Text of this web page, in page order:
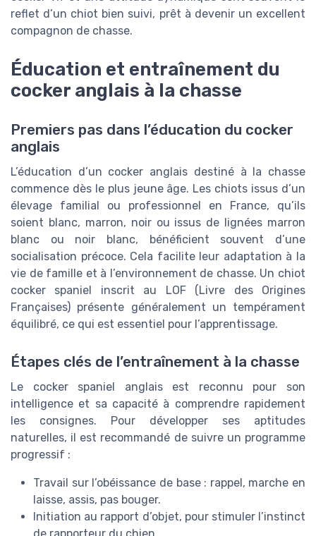
reflet d’un chiot bien suivi, prêt à devenir un excellent
compagnon de chasse.
Éducation et entraînement du
cocker anglais à la chasse
Premiers pas dans l’éducation du cocker
anglais
L’éducation d’un cocker anglais destiné à la chasse
commence dès le plus jeune âge. Les chiots issus d’un
élevage familial ou professionnel en France, qu’ils
soient blanc, marron, noir ou issus de lignées marron
blanc ou noir blanc, bénéficient souvent d’une
socialisation précoce. Cela facilite leur adaptation à la
vie de famille et à l’environnement de chasse. Un chiot
cocker spaniel inscrit au LOF (Livre des Origines
Françaises) présente généralement un tempérament
équilibré, ce qui est essentiel pour l’apprentissage.
Étapes clés de l’entraînement à la chasse
Le cocker spaniel anglais est reconnu pour son
intelligence et sa capacité à comprendre rapidement
les consignes. Pour développer ses aptitudes
naturelles, il est recommandé de suivre un programme
progressif :
Travail sur l’obéissance de base : rappel, marche en
laisse, assis, pas bouger.
Initiation au rapport d’objet, pour stimuler l’instinct